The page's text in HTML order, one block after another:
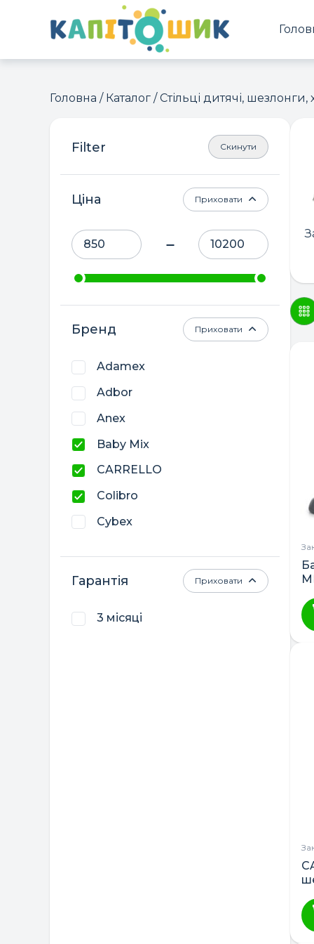
Головна / Каталог / Стільці дитячі, шезлонги,
Скинути
Ціна Приховати
Бренд
Adamex
Adbor
Anex
Baby Mix
CARRELLO
Colibro
Cybex
Lorelli
Наталка
Приховати
Гарантія
3 місяці
Приховати